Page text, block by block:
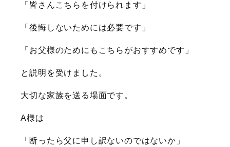
「皆さんこちらを付けられます」
「後悔しないためには必要です」
「お父様のためにもこちらがおすすめです」
と説明を受けました。
大切な家族を送る場面です。
A様は
「断ったら父に申し訳ないのではないか」